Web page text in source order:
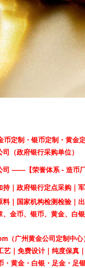
币定制・银币定制 ・黄金
（政府银行采购单位）
司 —— 【荣誉体系 - 造币
持｜政府银行定点采购｜
料｜国家机构检测检验 ｜
金币、银币、黄金、白
（广州黄金公司定制中心
艺｜免费设计｜纯度保真
・黄金・白银・足金・足